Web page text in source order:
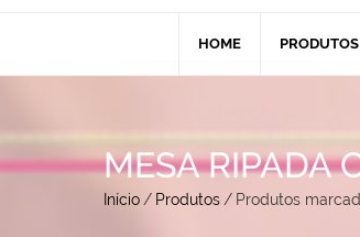
HOME PRODUTOS
MESA RIPADA
Início / Produtos / Produtos